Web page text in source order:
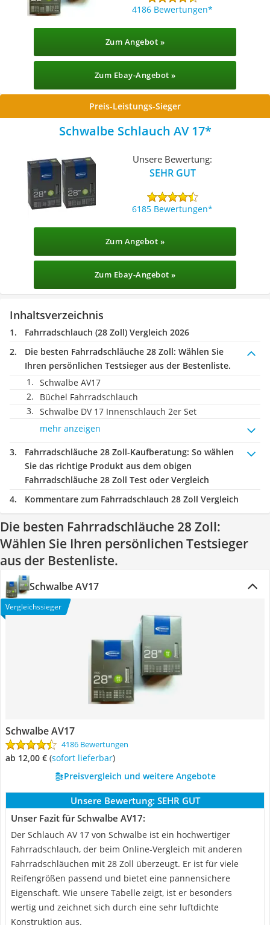
4186 Bewertungen
Zum Angebot »
Zum Ebay-Angebot »
Preis-Leistungs-Sieger
Schwalbe Schlauch AV 17
Unsere Bewertung:
SEHR GUT
6185 Bewertungen
Zum Angebot »
Zum Ebay-Angebot »
Inhaltsverzeichnis
Fahrradschlauch (28 Zoll) Vergleich 2026
Die besten Fahrradschläuche 28 Zoll: Wählen Sie
Ihren persönlichen Testsieger aus der Bestenliste.
Schwalbe AV17
Büchel Fahrradschlauch
Schwalbe DV 17 Innenschlauch 2er Set
mehr anzeigen
Fahrradschläuche 28 Zoll-Kaufberatung: So wählen
Sie das richtige Produkt aus dem obigen
Fahrradschläuche 28 Zoll Test oder Vergleich
Kommentare zum Fahrradschlauch 28 Zoll Vergleich
Die besten Fahrradschläuche 28 Zoll:
Wählen Sie Ihren persönlichen Testsieger
aus der Bestenliste.
Schwalbe AV17
Vergleichssieger
Schwalbe AV17
4186 Bewertungen
ab 12,00 € ( Sofort lieferbar)
Preisvergleich und weitere Angebote
Unsere Bewertung: SEHR GUT
Unser Fazit für Schwalbe AV17:
Der Schlauch AV 17 von Schwalbe ist ein hochwertiger
Fahrradschlauch, der beim Online-Vergleich mit anderen
Fahrradschläuchen mit 28 Zoll überzeugt. Er ist für viele
Reifengrößen passend und bietet eine pannensichere
Eigenschaft. Wie unsere Tabelle zeigt, ist er besonders
wertig und zeichnet sich durch eine sehr luftdichte
Konstruktion aus.